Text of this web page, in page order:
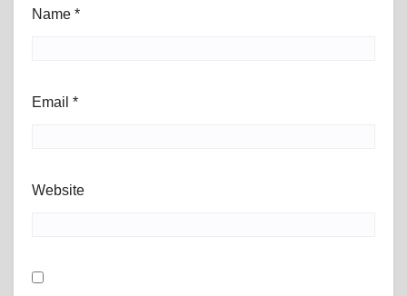
Name *
Email *
Website